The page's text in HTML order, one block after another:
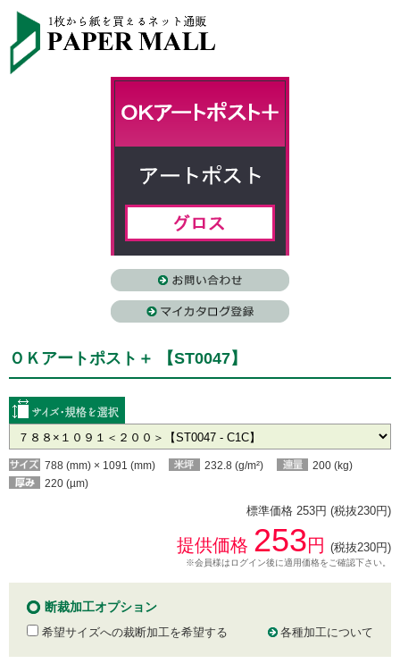
ＯＫアートポスト＋ 【ST0047】
788 (mm) × 1091 (mm) 232.8 (g/m²)
200 (kg)
220 (µm)
標準価格 253円 (税抜230円)
提供価格 253円 (税抜230円)
※会員様はログイン後に適用価格をご確認下さい。
断裁加工オプション
希望サイズへの裁断加工を希望する 各種加工について